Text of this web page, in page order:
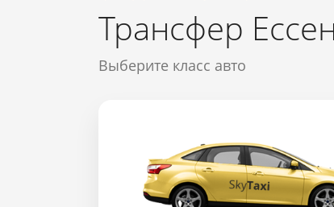
Трансфер
Выберите класс авто